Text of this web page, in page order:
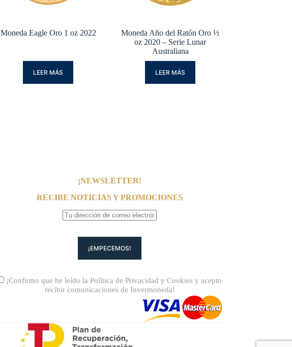
Moneda Eagle Oro 1 oz 2022
LEER MÁS
Moneda Año del Ratón Oro ½
oz 2020 – Serie Lunar
Australiana
LEER MÁS
¡NEWSLETTER!
RECIBE NOTICIAS Y PROMOCIONES
¡Confirmo que he leído laPolítica de Privacidad yCookies y acepto
recibir comunicaciones de Invermoneda!